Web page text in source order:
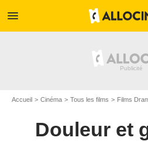
menu
Accueil Cinéma Tous les films Films
Douleur et